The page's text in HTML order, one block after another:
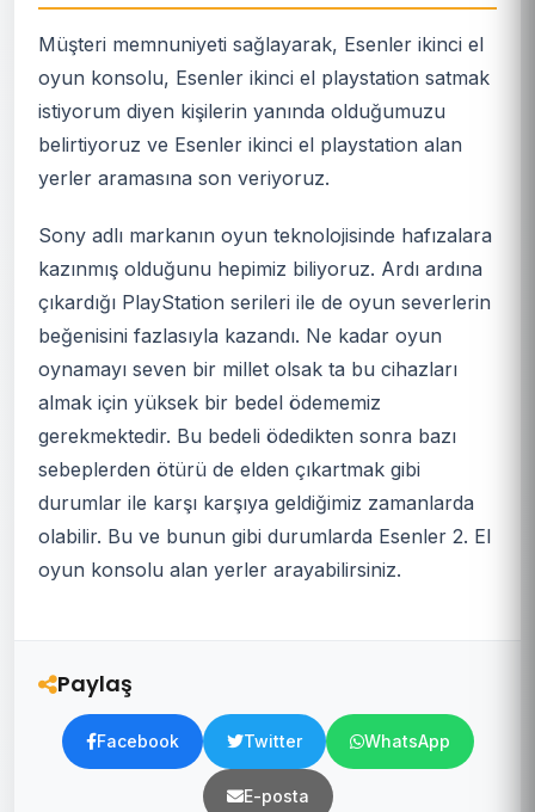
Müşteri memnuniyeti sağlayarak, Esenler ikinci el
oyun konsolu, Esenler ikinci el playstation satmak
istiyorum diyen kişilerin yanında olduğumuzu
belirtiyoruz ve Esenler ikinci el playstation alan
yerler aramasına son veriyoruz.
Sony adlı markanın oyun teknolojisinde hafızalara
kazınmış olduğunu hepimiz biliyoruz. Ardı ardına
çıkardığı PlayStation serileri ile de oyun severlerin
beğenisini fazlasıyla kazandı. Ne kadar oyun
oynamayı seven bir millet olsak ta bu cihazları
almak için yüksek bir bedel ödememiz
gerekmektedir. Bu bedeli ödedikten sonra bazı
sebeplerden ötürü de elden çıkartmak gibi
durumlar ile karşı karşıya geldiğimiz zamanlarda
olabilir. Bu ve bunun gibi durumlarda Esenler 2. El
oyun konsolu alan yerler arayabilirsiniz.
Paylaş
Facebook Twitter WhatsApp
E-posta